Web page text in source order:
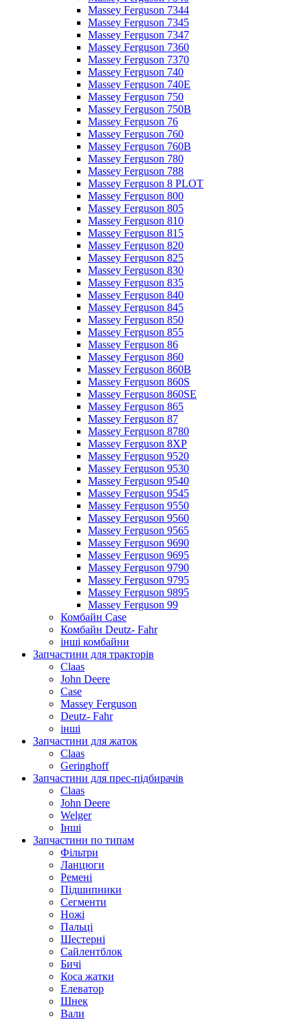
Massey Ferguson 7344
Massey Ferguson 7345
Massey Ferguson 7347
Massey Ferguson 7360
Massey Ferguson 7370
Massey Ferguson 740
Massey Ferguson 740E
Massey Ferguson 750
Massey Ferguson 750B
Massey Ferguson 76
Massey Ferguson 760
Massey Ferguson 760B
Massey Ferguson 780
Massey Ferguson 788
Massey Ferguson 8 PLOT
Massey Ferguson 800
Massey Ferguson 805
Massey Ferguson 810
Massey Ferguson 815
Massey Ferguson 820
Massey Ferguson 825
Massey Ferguson 830
Massey Ferguson 835
Massey Ferguson 840
Massey Ferguson 845
Massey Ferguson 850
Massey Ferguson 855
Massey Ferguson 86
Massey Ferguson 860
Massey Ferguson 860B
Massey Ferguson 860S
Massey Ferguson 860SE
Massey Ferguson 865
Massey Ferguson 87
Massey Ferguson 8780
Massey Ferguson 8XP
Massey Ferguson 9520
Massey Ferguson 9530
Massey Ferguson 9540
Massey Ferguson 9545
Massey Ferguson 9550
Massey Ferguson 9560
Massey Ferguson 9565
Massey Ferguson 9690
Massey Ferguson 9695
Massey Ferguson 9790
Massey Ferguson 9795
Massey Ferguson 9895
Massey Ferguson 99
Комбайн Case
Комбайн Deutz- Fahr
інші комбайни
Запчастини для тракторів
Claas
John Deere
Case
Massey Ferguson
Deutz- Fahr
інші
Запчастини для жаток
Claas
Geringhoff
Запчастини для прес-підбирачів
Claas
John Deere
Welger
Інші
Запчастини по типам
Фільтри
Ланцюги
Ремені
Підшипники
Сегменти
Ножі
Пальці
Шестерні
Сайлентблок
Бичі
Коса жатки
Елеватор
Шнек
Вали